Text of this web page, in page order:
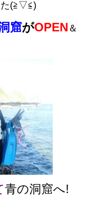
た(≧▽≦)
窟がOPEN ＆
青の洞窟へ!